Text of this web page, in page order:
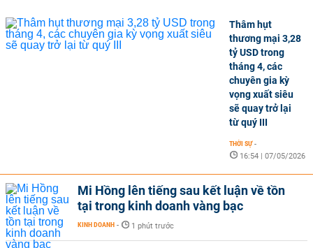
Thâm hụt
thương mại 3,28
tỷ USD trong
tháng 4, các
chuyên gia kỳ
vọng xuất siêu
sẽ quay trở lại
từ quý III
THỜI SỰ -
16:54 | 07/05/2026
Mi Hồng lên tiếng sau kết luận về tồn
tại trong kinh doanh vàng bạc
KINH DOANH - 1 phút trước